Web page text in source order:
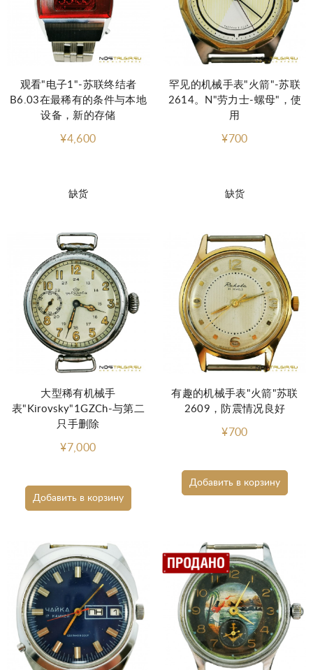
缺货
观看"电子1"-苏联终结者
B6.03在最稀有的条件与本地
设备，新的存储
¥4,600
缺货
罕见的机械手表"火箭"-苏联
2614。N"劳力士-螺母"，使
用
¥700
Добавить в корзину
大型稀有机械手
表"Kirovsky"1GZCh-与第二
只手删除
¥7,000
Добавить в корзину
有趣的机械手表"火箭"苏联
2609，防震情况良好
¥700